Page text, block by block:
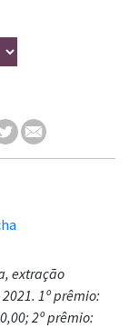
extração
1º prêmio:
2º prêmio: